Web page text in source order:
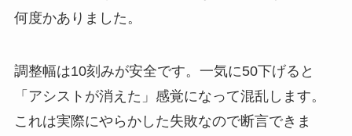
何度かありました。
調整幅は10刻みが安全です。一気に50下げると
「アシストが消えた」感覚になって混乱します。
これは実際にやらかした失敗なので断言できま